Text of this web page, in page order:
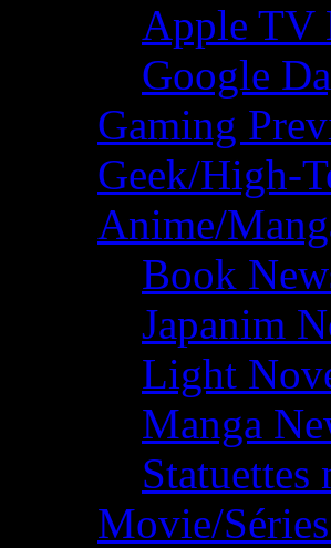
Apple TV
Google
Gaming
Geek/High-
Anime/
Book
Japanim
Light
Manga
Statuettes
Movie/